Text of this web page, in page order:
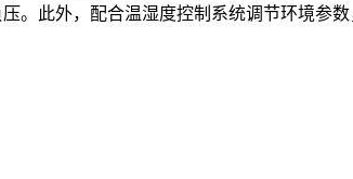
此外，配合温湿度控制系统调节环境参